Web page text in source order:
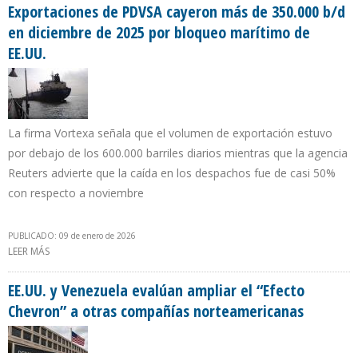
Exportaciones de PDVSA cayeron más de 350.000 b/d
en diciembre de 2025 por bloqueo marítimo de
EE.UU.
La firma Vortexa señala que el volumen de exportación estuvo
por debajo de los 600.000 barriles diarios mientras que la agencia
Reuters advierte que la caída en los despachos fue de casi 50%
con respecto a noviembre
PUBLICADO: 09 de enero de 2026
LEER MÁS
EE.UU. y Venezuela evalúan ampliar el “Efecto
Chevron” a otras compañías norteamericanas